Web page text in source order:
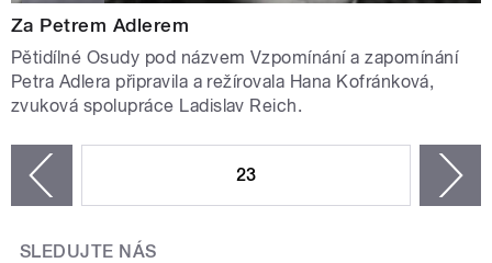
Za Petrem Adlerem
Pětidílné Osudy pod názvem Vzpomínání a zapomínání
Petra Adlera připravila a režírovala Hana Kofránková,
zvuková spolupráce Ladislav Reich.
23
SLEDUJTE NÁS